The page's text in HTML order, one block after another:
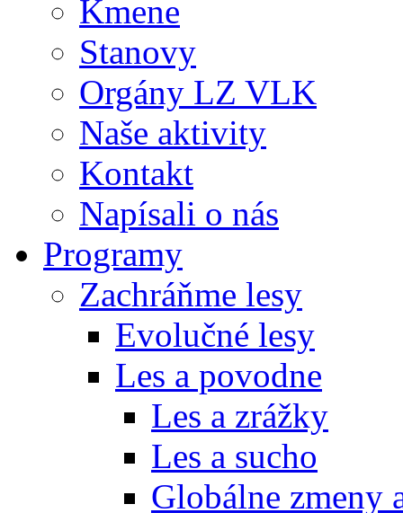
Kmene
Stanovy
Orgány LZ VLK
Naše aktivity
Kontakt
Napísali o nás
Programy
Zachráňme lesy
Evolučné lesy
Les a povodne
Les a zrážky
Les a sucho
Globálne zmeny